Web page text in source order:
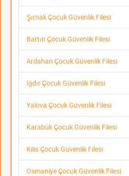
Şırnak Çocuk Güvenlik Filesi
Bartın Çocuk Güvenlik Filesi
Ardahan Çocuk Güvenlik Filesi
Iğdır Çocuk Güvenlik Filesi
Yalova Çocuk Güvenlik Filesi
Karabük Çocuk Güvenlik Filesi
Kilis Çocuk Güvenlik Filesi
Osmaniye Çocuk Güvenlik Filesi